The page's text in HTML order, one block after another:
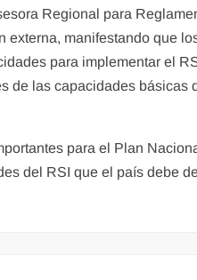
Regional para
manifestando que
para implementar el
de las capacidades básicas
para el Plan
del RSI que el país debe